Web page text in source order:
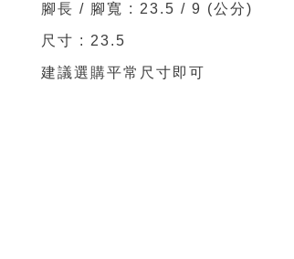
腳長 / 腳寬 : 23.5 / 9 (公分)
尺寸 : 23.5
建議選購平常尺寸即可